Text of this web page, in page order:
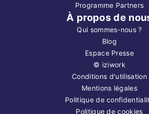
Programme Partners
À propos de
Qui sommes-nous ?
Blog
Espace Presse
© iziwork
Conditions d'utilisation
Mentions légales
Politique de
Politique de cookies